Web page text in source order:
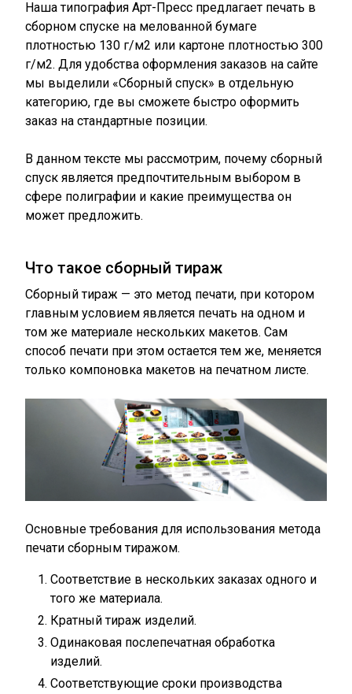
Наша типография Арт-Пресс предлагает печать в
сборном спуске на мелованной бумаге
плотностью 130 г/м2 или картоне плотностью 300
г/м2. Для удобства оформления заказов на сайте
мы выделили «Сборный спуск» в отдельную
категорию, где вы сможете быстро оформить
заказ на стандартные позиции.
В данном тексте мы рассмотрим, почему сборный
спуск является предпочтительным выбором в
сфере полиграфии и какие преимущества он
может предложить.
Что такое сборный тираж
Сборный тираж — это метод печати, при котором
главным условием является печать на одном и
том же материале нескольких макетов. Сам
способ печати при этом остается тем же, меняется
только компоновка макетов на печатном листе.
Основные требования для использования метода
печати сборным тиражом.
Соответствие в нескольких заказах одного и
того же материала.
Кратный тираж изделий.
Одинаковая послепечатная обработка
изделий.
Соответствующие сроки производства